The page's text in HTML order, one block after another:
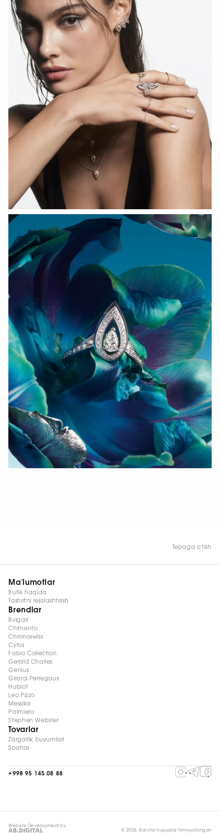
HOZIR KO‘RISH
Tepaga o'tish
Ma'lumotlar
Butik haqida
Tashrifni rejalashtirish
Brendlar
Bvlgari
Chimento
Chronoswiss
Cyrus
Fabio Collection
Gerald Charles
Genius
Girard-Perregaux
Hublot
Leo Pizzo
Messika
Palmiero
Stephen Webster
Tovarlar
Zargarlik buyumlari
Soatlar
+998 95 145 08 88
Website Development by
© 2026, Barcha huquqlar himoyalangan